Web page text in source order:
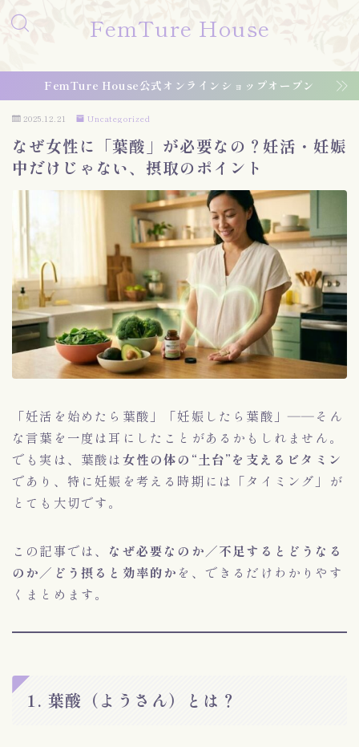
FemTure House
FemTure House公式オンラインショップオープン
2025.12.21 Uncategorized
なぜ女性に「葉酸」が必要なの？妊活・妊娠
中だけじゃない、摂取のポイント
「妊活を始めたら葉酸」「妊娠したら葉酸」――そん
な言葉を一度は耳にしたことがあるかもしれません。
でも実は、葉酸は女性の体の“土台”を支えるビタミン
であり、特に妊娠を考える時期には「タイミング」が
とても大切です。
この記事では、 なぜ必要なのか／不足するとどうなる
のか／どう摂ると効率的か を、できるだけわかりやす
くまとめます。
1. 葉酸（ようさん）とは？